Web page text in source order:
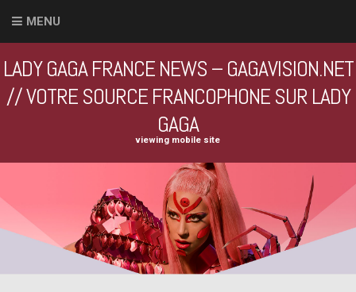
MENU
LADY GAGA FRANCE NEWS – GAGAVISION.NET
// VOTRE SOURCE FRANCOPHONE SUR LADY
GAGA
viewing mobile site